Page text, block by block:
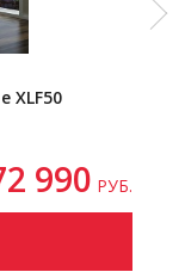
XLF50
990 РУБ.